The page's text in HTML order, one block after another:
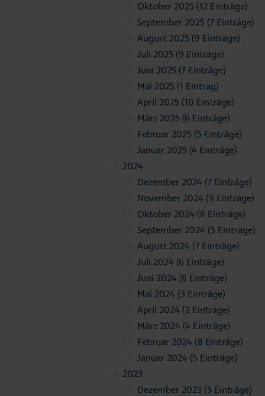
Oktober 2025 (12 Einträge)
September 2025 (7 Einträge)
August 2025 (9 Einträge)
Juli 2025 (9 Einträge)
Juni 2025 (7 Einträge)
Mai 2025 (1 Eintrag)
April 2025 (10 Einträge)
März 2025 (6 Einträge)
Februar 2025 (5 Einträge)
Januar 2025 (4 Einträge)
2024
Dezember 2024 (7 Einträge)
November 2024 (9 Einträge)
Oktober 2024 (8 Einträge)
September 2024 (5 Einträge)
August 2024 (7 Einträge)
Juli 2024 (6 Einträge)
Juni 2024 (6 Einträge)
Mai 2024 (3 Einträge)
April 2024 (2 Einträge)
März 2024 (4 Einträge)
Februar 2024 (8 Einträge)
Januar 2024 (5 Einträge)
2023
Dezember 2023 (5 Einträge)